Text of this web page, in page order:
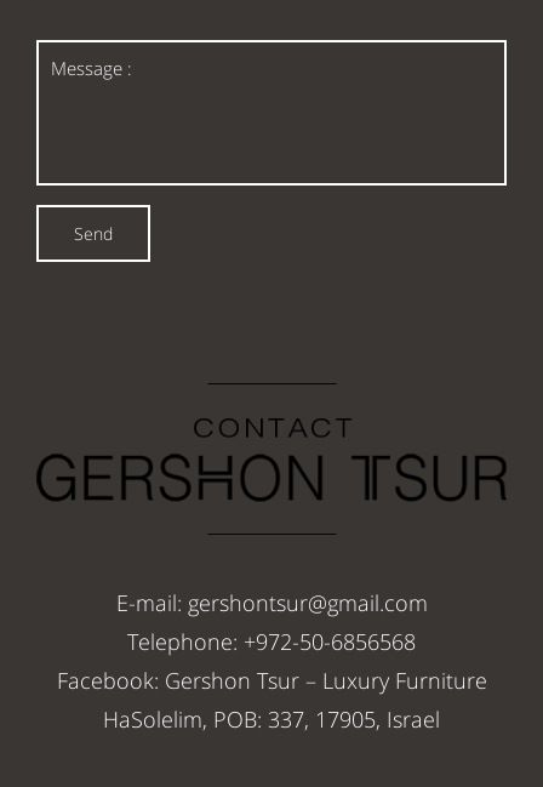
Message
Send
E-mail: gershontsur@gmail.com
Telephone: +972-50-6856568
Facebook: Gershon Tsur – Luxury Furniture
HaSolelim, POB: 337, 17905, Israel